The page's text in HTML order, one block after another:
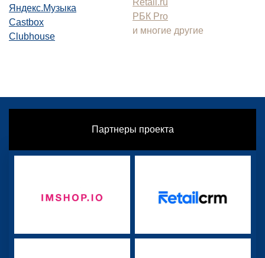
Яндекс.Музыка
Castbox
Clubhouse
РБК Pro
и многие другие
Партнеры проекта